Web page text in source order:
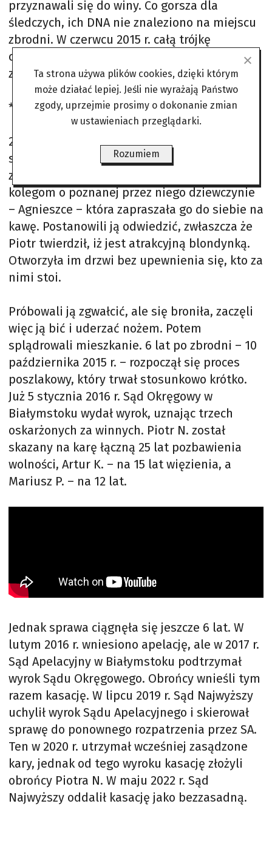
przyznawali się do winy. Co gorsza dla
śledczych, ich DNA nie znaleziono na miejscu
zbrodni. W czerwcu 2015 r. całą trójkę
oskarżono z artykułu 148 (par. 2, art. 2) – o
zabójstwo na tle seksualnym.
***
21 stycznia 2009 r. koledzy z jednej klasy
spotkali się rano przed szkołą i postanowili
zrobić sobie wagary. Piotr N. opowiedział
kolegom o poznanej przez niego dziewczynie
– Agnieszce – która zapraszała go do siebie na
kawę. Postanowili ją odwiedzić, zwłaszcza że
Piotr twierdził, iż jest atrakcyjną blondynką.
Otworzyła im drzwi bez upewnienia się, kto za
nimi stoi.
Próbowali ją zgwałcić, ale się broniła, zaczęli
więc ją bić i uderzać nożem. Potem
splądrowali mieszkanie. 6 lat po zbrodni – 10
października 2015 r. – rozpoczął się proces
poszlakowy, który trwał stosunkowo krótko.
Już 5 stycznia 2016 r. Sąd Okręgowy w
Białymstoku wydał wyrok, uznając trzech
oskarżonych za winnych. Piotr N. został
skazany na karę łączną 25 lat pozbawienia
wolności, Artur K. – na 15 lat więzienia, a
Mariusz P. – na 12 lat.
Jednak sprawa ciągnęła się jeszcze 6 lat. W
lutym 2016 r. wniesiono apelację, ale w 2017 r.
Sąd Apelacyjny w Białymstoku podtrzymał
wyrok Sądu Okręgowego. Obrońcy wnieśli tym
razem kasację. W lipcu 2019 r. Sąd Najwyższy
uchylił wyrok Sądu Apelacyjnego i skierował
sprawę do ponownego rozpatrzenia przez SA.
Ten w 2020 r. utrzymał wcześniej zasądzone
kary, jednak od tego wyroku kasację złożyli
obrońcy Piotra N. W maju 2022 r. Sąd
Najwyższy oddalił kasację jako bezzasadną.
Ta strona używa plików cookies, dzięki którym
może działać lepiej. Jeśli nie wyrażają Państwo
zgody, uprzejmie prosimy o dokonanie zmian
w ustawieniach przeglądarki.
Rozumiem